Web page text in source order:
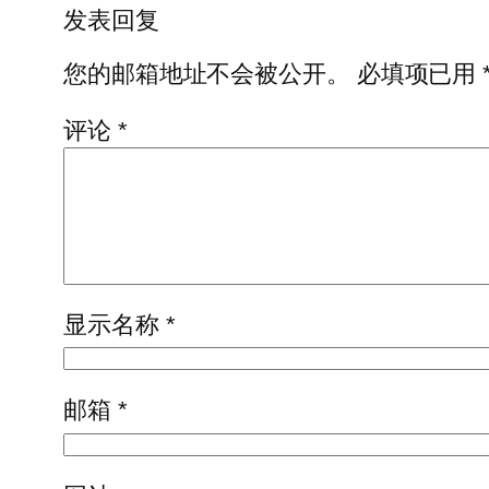
发表回复
您的邮箱地址不会被公开。
必填项已用
评论 *
显示名称 *
邮箱 *